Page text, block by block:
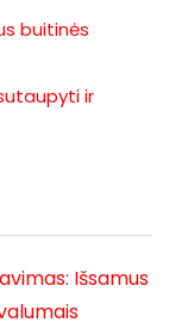
buitinės
ir
Išsamus